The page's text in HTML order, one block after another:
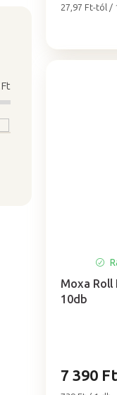
Ft
Egységár:
27,97 Ft-tól /
Moxa Roll
10db
7 390 Ft